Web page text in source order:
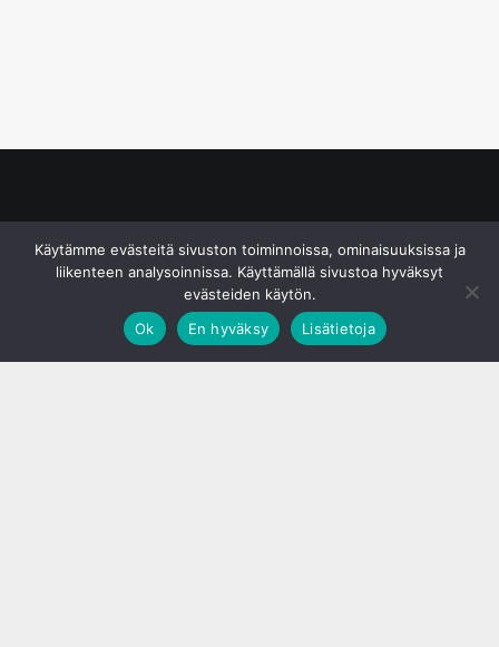
Käytämme evästeitä sivuston toiminnoissa, ominaisuuksissa ja
liikenteen analysoinnissa. Käyttämällä sivustoa hyväksyt
evästeiden käytön.
Ok
En hyväksy Lisätietoja